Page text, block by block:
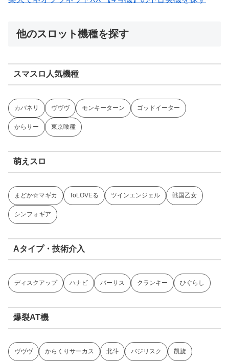
他のスロット機種を探す
スマスロ人気機種
カバネリ ヴヴヴ モンキーターン ゴッドイーター
からサー 東京喰種
萌えスロ
まどか☆マギカ ToLOVEる ツインエンジェル 戦国乙女
シンフォギア
Aタイプ・技術介入
ディスクアップ ハナビ バーサス クランキー ひぐらし
爆裂AT機
ヴヴヴ からくりサーカス 北斗 バジリスク 凱旋